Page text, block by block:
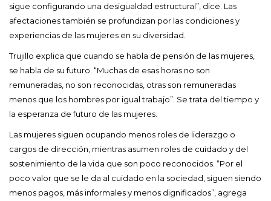
sigue configurando una desigualdad estructural”, dice. Las
afectaciones también se profundizan por las condiciones y
experiencias de las mujeres en su diversidad.
Trujillo explica que cuando se habla de pensión de las mujeres,
se habla de su futuro. “Muchas de esas horas no son
remuneradas, no son reconocidas, otras son remuneradas
menos que los hombres por igual trabajo”. Se trata del tiempo y
la esperanza de futuro de las mujeres.
Las mujeres siguen ocupando menos roles de liderazgo o
cargos de dirección, mientras asumen roles de cuidado y del
sostenimiento de la vida que son poco reconocidos. “Por el
poco valor que se le da al cuidado en la sociedad, siguen siendo
menos pagos, más informales y menos dignificados”, agrega